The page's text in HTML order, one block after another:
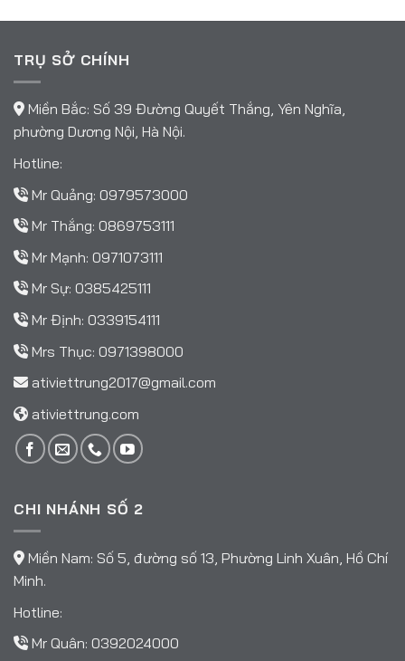
TRỤ SỞ CHÍNH
Miền Bắc: Số 39 Đường Quyết Thắng, Yên Nghĩa,
phường Dương Nội, Hà Nội.
Hotline:
Mr Quảng: 0979573000
Mr Thắng: 0869753111
Mr Mạnh: 0971073111
Mr Sự: 0385425111
Mr Định: 0339154111
Mrs Thục: 0971398000
ativiettrung2017@gmail.com
ativiettrung.com
CHI NHÁNH SỐ 2
Miền Nam: Số 5, đường số 13, Phường Linh Xuân, Hồ Chí
Minh.
Hotline:
Mr Quân: 0392024000